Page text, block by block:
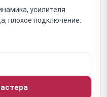
проводки
в корпусе (влияет на
/ порт (ухудшение
усилителя
плохое подключение.